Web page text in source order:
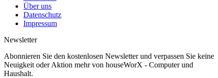
Über uns
Datenschutz
Impressum
Newsletter
Abonnieren Sie den kostenlosen Newsletter und verpassen Sie keine
Neuigkeit oder Aktion mehr von houseWorX - Computer und
Haushalt.